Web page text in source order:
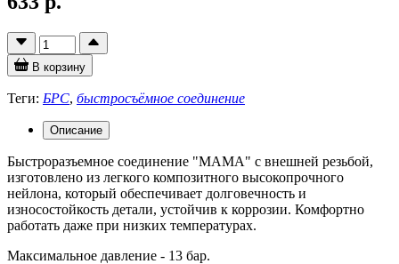
В корзину
Теги: БРС, быстросъёмное соединение
Описание
Быстроразъемное соединение "МАМА" с внешней резьбой,
изготовлено из легкого композитного высокопрочного
нейлона, который обеспечивает долговечность и
износостойкость детали, устойчив к коррозии. Комфортно
работать даже при низких температурах.
Максимальное давление - 13 бар.